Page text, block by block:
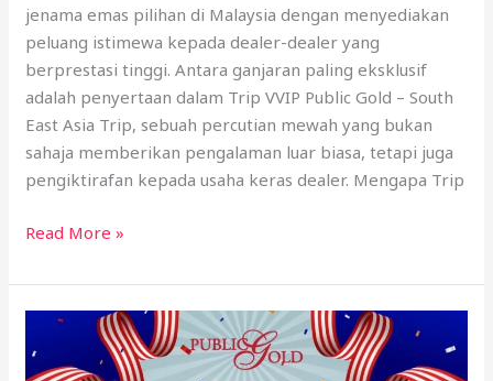
jenama emas pilihan di Malaysia dengan menyediakan
peluang istimewa kepada dealer-dealer yang
berprestasi tinggi. Antara ganjaran paling eksklusif
adalah penyertaan dalam Trip VVIP Public Gold – South
East Asia Trip, sebuah percutian mewah yang bukan
sahaja memberikan pengalaman luar biasa, tetapi juga
pengiktirafan kepada usaha keras dealer. Mengapa Trip
Read More »
Cara
Jadi